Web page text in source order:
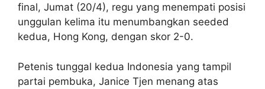
final, Jumat (20/4), regu yang menempati posisi
unggulan kelima itu menumbangkan seeded
kedua, Hong Kong, dengan skor 2-0.
Petenis tunggal kedua Indonesia yang tampil
partai pembuka, Janice Tjen menang atas